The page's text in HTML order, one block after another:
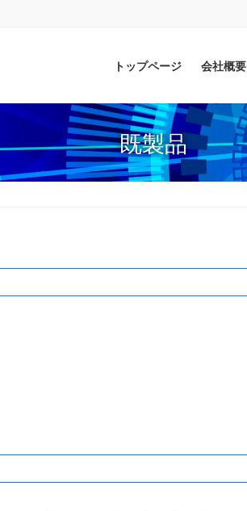
トップページ 会社概要
既製品